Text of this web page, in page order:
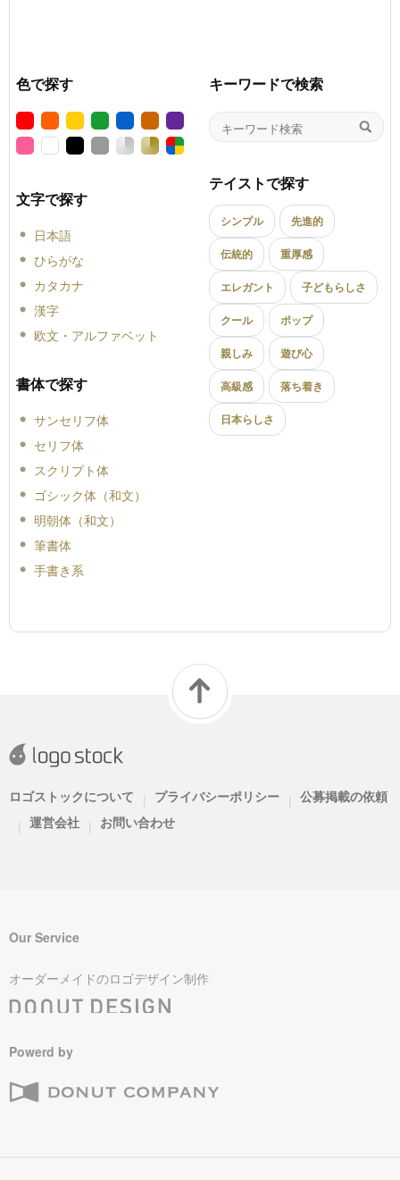
色で探す
文字で探す
日本語
ひらがな
カタカナ
漢字
欧文・アルファベット
書体で探す
サンセリフ体
セリフ体
スクリプト体
ゴシック体（和文）
明朝体（和文）
筆書体
手書き系
キーワードで検索
テイストで探す
シンプル 先進的
伝統的 重厚感
エレガント 子どもらしさ
クール ポップ
親しみ 遊び心
高級感 落ち着き
日本らしさ
ロゴストックについて | プライバシーポリシー | 公募掲載の依頼
| 運営会社 | お問い合わせ
Our Service
オーダーメイドのロゴデザイン制作
Powerd by